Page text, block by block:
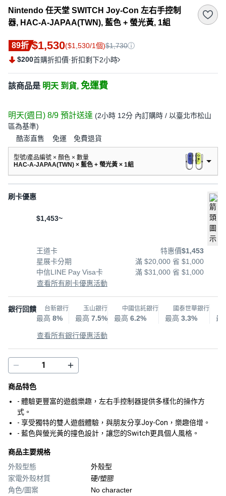
Nintendo 任天堂 SWITCH Joy-Con 左右手控制
器, HAC-A-JAPAA(TWN), 藍色 + 螢光黃, 1組
89折 $1,530($1,530/1個)$1,730
$200首購折扣價·折扣剩下2小時
該商品是 明天 到貨, 免運費
明天(週日) 8/9 預計送達 (2小時 12分 內訂購時 / 以臺北市松山
區為基準)
酷澎直售 免運 免費退貨
型號/產品編號 × 顏色 × 數量
HAC-A-JAPAA(TWN) × 藍色 + 螢光黃 × 1組
刷卡優惠
$1,453~
王道卡 特惠價$1,453
星展卡分期
滿 $20,000 省 $1,000
中信LINE Pay Visa卡
滿 $31,000 省 $1,000
查看所有刷卡優惠活動
銀行回饋 台新銀行
最高 8%
玉山銀行
最高 7.5%
中國信託銀行
最高 6.2%
國泰世華銀行
最高 3.3% 最
查看所有銀行優惠活動
商品特色
- 體驗更豐富的遊戲樂趣，左右手控制器提供多樣化的操作方
式。
- 享受獨特的雙人遊戲體驗，與朋友分享Joy-Con，樂趣倍增。
- 藍色與螢光黃的撞色設計，讓您的Switch更具個人風格。
商品主要規格
外殼型態
外殼型
家電外殼材質
硬/塑膠
角色/圖案
No character